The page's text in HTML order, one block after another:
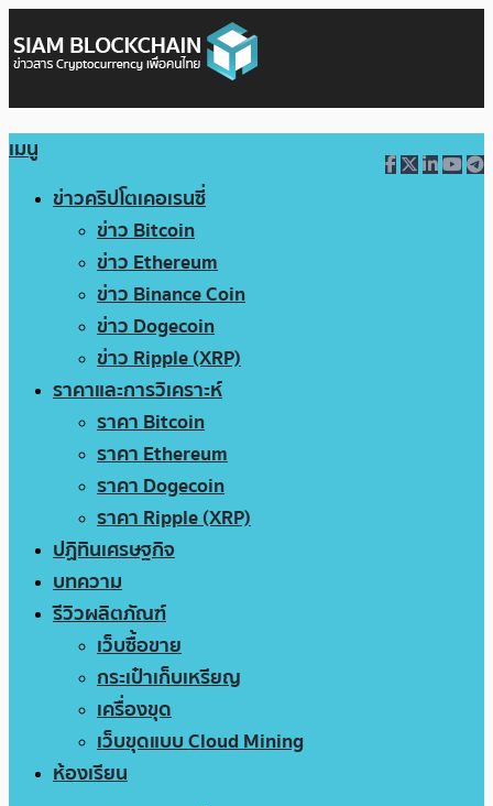
เมนู
ข่าวคริปโตเคอเรนซี่
ข่าว Bitcoin
ข่าว Ethereum
ข่าว Binance Coin
ข่าว Dogecoin
ข่าว Ripple (XRP)
ราคาและการวิเคราะห์
ราคา Bitcoin
ราคา Ethereum
ราคา Dogecoin
ราคา Ripple (XRP)
ปฏิทินเศรษฐกิจ
บทความ
รีวิวผลิตภัณฑ์
เว็บซื้อขาย
กระเป๋าเก็บเหรียญ
เครื่องขุด
เว็บขุดแบบ Cloud Mining
ห้องเรียน